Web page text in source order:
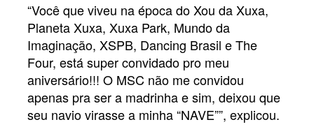
“Você que viveu na época do Xou da Xuxa,
Planeta Xuxa, Xuxa Park, Mundo da
Imaginação, XSPB, Dancing Brasil e The
Four, está super convidado pro meu
aniversário!!! O MSC não me convidou
apenas pra ser a madrinha e sim, deixou que
seu navio virasse a minha “NAVE””, explicou.